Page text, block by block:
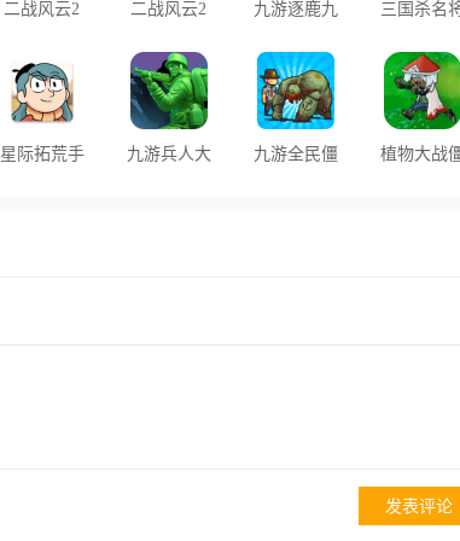
二战风云2
二战风云2
九游逐鹿九
三国杀名
星际拓荒手
九游兵人大
九游全民僵
植物大战